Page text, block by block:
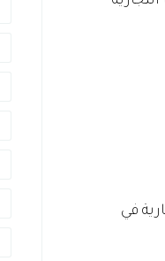
في